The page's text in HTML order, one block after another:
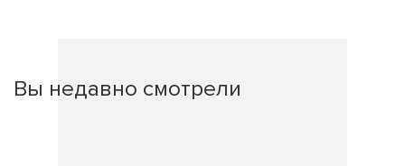
Вы недавно смотрели